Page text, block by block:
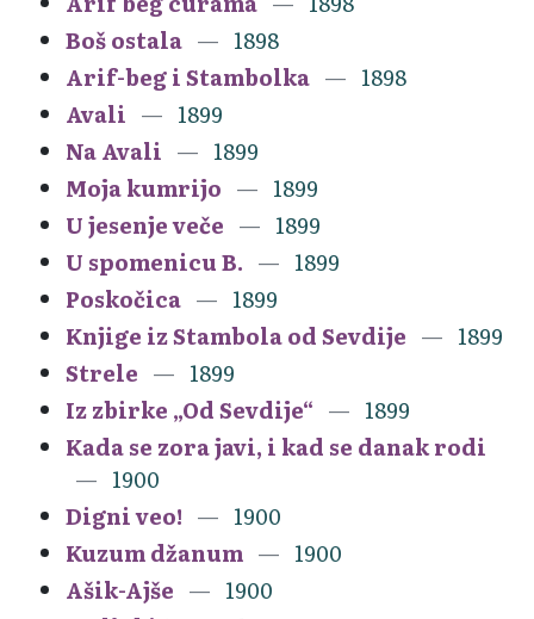
Boš ostala
1898
Arif-beg i Stambolka
1898
Avali
1899
Na Avali
1899
Moja kumrijo
1899
U jesenje veče
1899
U spomenicu B.
1899
Poskočica
1899
Knjige iz Stambola od Sevdije
1899
Strele
1899
Iz zbirke „Od Sevdije“
1899
Kada se zora javi, i kad se danak rodi
1900
Digni veo!
1900
Kuzum džanum
1900
Ašik-Ajše
1900